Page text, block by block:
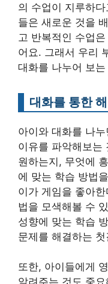
의 수업이 지루하
들은 새로운 것을
고 반복적인 수업
어요. 그래서 우리
대화를 나누어 보
대화를 통한
아이와 대화를 나
이유를 파악해보는
원하는지, 무엇에
에 맞는 학습 방법
이가 게임을 좋아
법을 모색해볼 수
성향에 맞는 학습
문제를 해결하는
또한, 아이들에게
알려주는 것도 중